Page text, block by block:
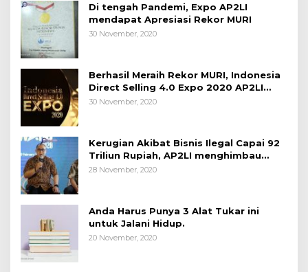
Di tengah Pandemi, Expo AP2LI
mendapat Apresiasi Rekor MURI
30 November, 2020
Berhasil Meraih Rekor MURI, Indonesia
Direct Selling 4.0 Expo 2020 AP2LI
berakhir sangat memuaskan
30 November, 2020
Kerugian Akibat Bisnis Ilegal Capai 92
Triliun Rupiah, AP2LI menghimbau
masyarakat Waspada.
28 November, 2020
Anda Harus Punya 3 Alat Tukar ini
untuk Jalani Hidup.
20 November, 2020